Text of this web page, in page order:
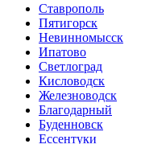
Ставрополь
Пятигорск
Невинномысск
Ипатово
Светлоград
Кисловодск
Железноводск
Благодарный
Буденновск
Ессентуки